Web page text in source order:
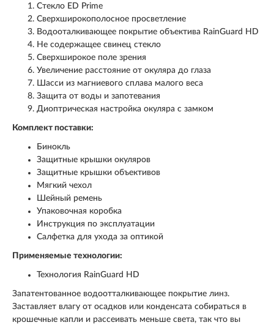
Стекло ED Prime
Сверхширокополосное просветление
Водооталкивающее покрытие объектива RainGuard HD
Не содержащее свинец стекло
Сверхширокое поле зрения
Увеличение расстояние от окуляра до глаза
Шасси из магниевого сплава малого веса
Защита от воды и запотевания
Диоптрическая настройка окуляра с замком
Комплект поставки:
Бинокль
Защитные крышки окуляров
Защитные крышки объективов
Мягкий чехол
Шейный ремень
Упаковочная коробка
Инструкция по эксплуатации
Салфетка для ухода за оптикой
Применяемые технологии:
Технология RainGuard HD
Запатентованное водоотталкивающее покрытие линз.
Заставляет влагу от осадков или конденсата собираться в
крошечные капли и рассеивать меньше света, так что вы